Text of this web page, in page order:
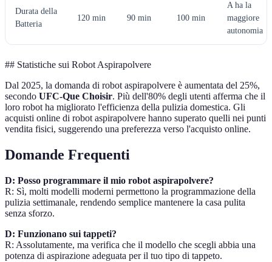
Durata della
Batteria
120 min 90 min 100 min
A ha la
maggiore
autonomia
## Statistiche sui Robot Aspirapolvere
Dal 2025, la domanda di robot aspirapolvere è aumentata del 25%,
secondo UFC-Que Choisir. Più dell'80% degli utenti afferma che il
loro robot ha migliorato l'efficienza della pulizia domestica. Gli
acquisti online di robot aspirapolvere hanno superato quelli nei punti
vendita fisici, suggerendo una preferezza verso l'acquisto online.
Domande Frequenti
D: Posso programmare il mio robot aspirapolvere?
R: Sì, molti modelli moderni permettono la programmazione della
pulizia settimanale, rendendo semplice mantenere la casa pulita
senza sforzo.
D: Funzionano sui tappeti?
R: Assolutamente, ma verifica che il modello che scegli abbia una
potenza di aspirazione adeguata per il tuo tipo di tappeto.